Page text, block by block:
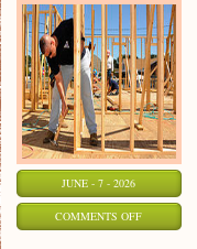
JUNE - 7 - 2026
COMMENTS OFFON